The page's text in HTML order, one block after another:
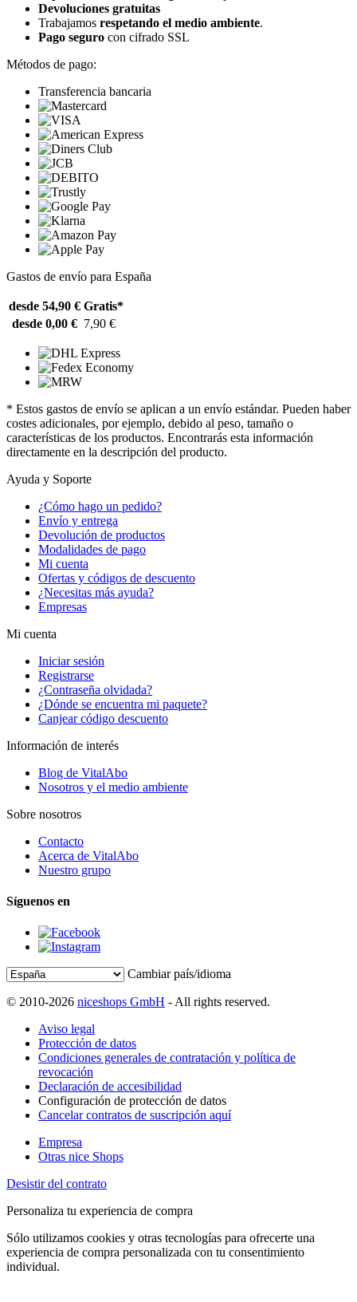
Devoluciones gratuitas
Trabajamos respetando el medio ambiente.
Pago seguro con cifrado SSL
Métodos de pago:
Transferencia bancaria
Gastos de envío para España
desde 54,90 € Gratis*
desde 0,00 € 7,90 €
* Estos gastos de envío se aplican a un envío estándar. Pueden haber
costes adicionales, por ejemplo, debido al peso, tamaño o
características de los productos. Encontrarás esta información
directamente en la descripción del producto.
Ayuda y Soporte
¿Cómo hago un pedido?
Envío y entrega
Devolución de productos
Modalidades de pago
Mi cuenta
Ofertas y códigos de descuento
¿Necesitas más ayuda?
Empresas
Mi cuenta
Iniciar sesión
Registrarse
¿Contraseña olvidada?
¿Dónde se encuentra mi paquete?
Canjear código descuento
Información de interés
Blog de VitalAbo
Nosotros y el medio ambiente
Sobre nosotros
Contacto
Acerca de VitalAbo
Nuestro grupo
Síguenos en
Cambiar país/idioma
© 2010-2026 niceshops GmbH - All rights reserved.
Aviso legal
Protección de datos
Condiciones generales de contratación y política de
revocación
Declaración de accesibilidad
Configuración de protección de datos
Cancelar contratos de suscripción aquí
Empresa
Otras nice Shops
Desistir del contrato
Personaliza tu experiencia de compra
Sólo utilizamos cookies y otras tecnologías para ofrecerte una
experiencia de compra personalizada con tu consentimiento
individual.